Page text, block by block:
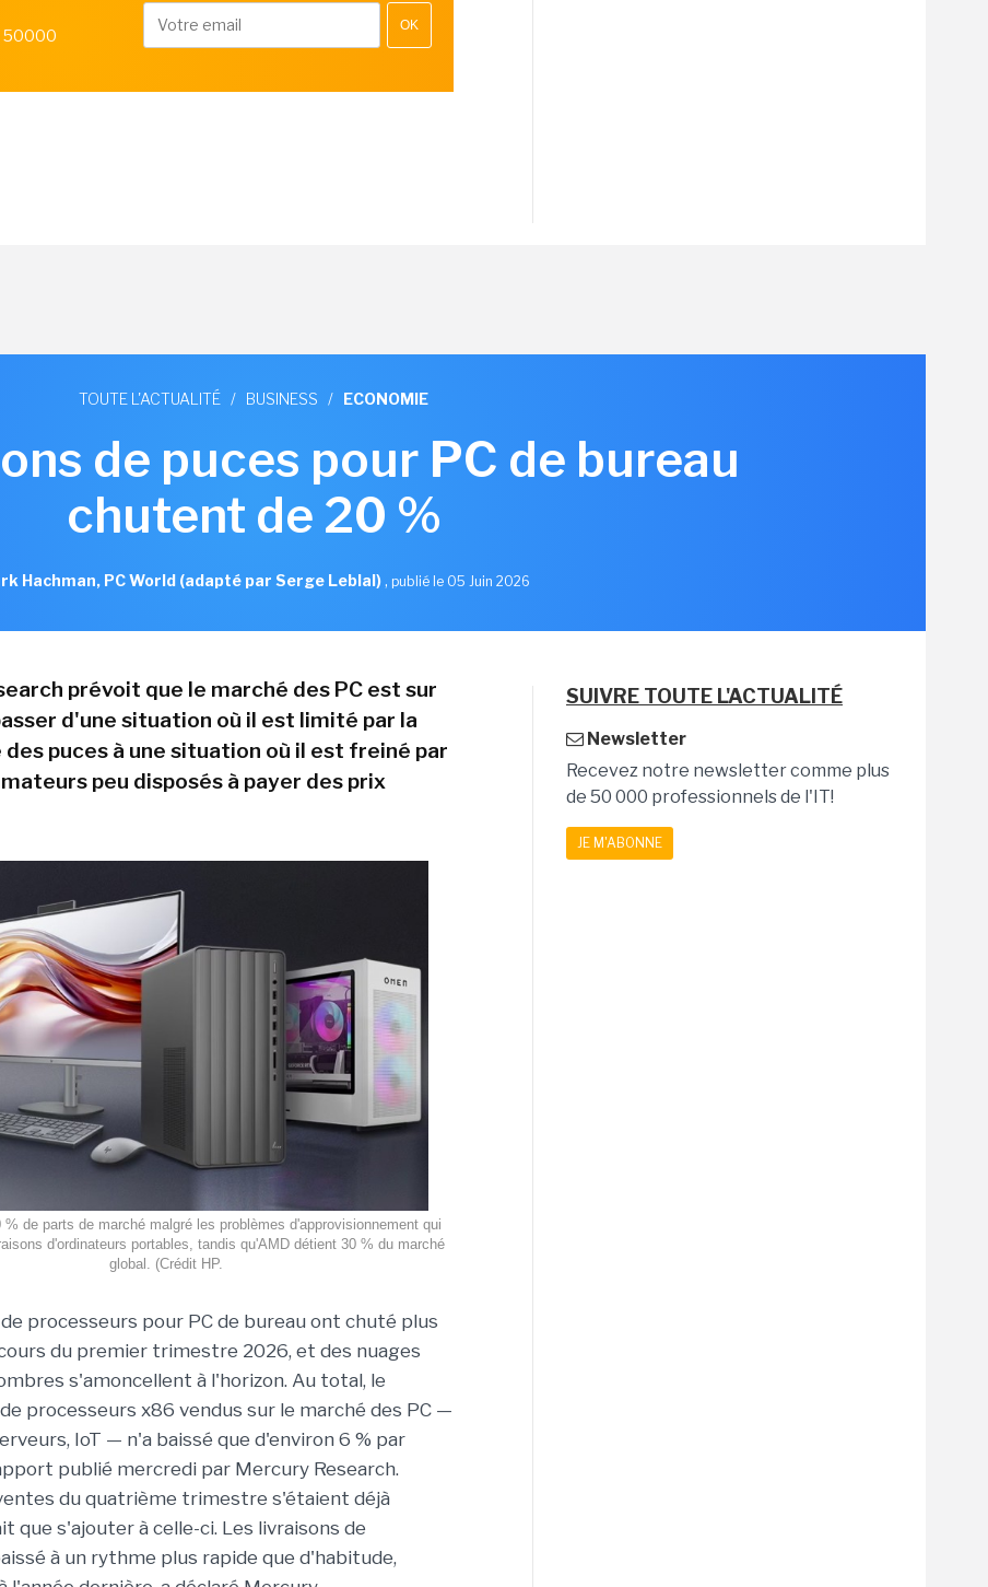
50000
OK
TOUTE L'ACTUALITÉ / BUSINESS / ECONOMIE
de puces pour PC de bureau
chutent de 20 %
Hachman, PC World (adapté par Serge Leblal), publié le 05 Juin 2026
prévoit que le marché des PC est sur
d'une situation où il est limité par la
puces à une situation où il est freiné par
peu disposés à payer des prix
% de parts de marché malgré les problèmes d'approvisionnement qui
d'ordinateurs portables, tandis qu'AMD détient 30 % du marché
global. (Crédit HP.
processeurs pour PC de bureau ont chuté plus
du premier trimestre 2026, et des nuages
s'amoncellent à l'horizon. Au total, le
processeurs x86 vendus sur le marché des PC —
IoT — n'a baissé que d'environ 6 % par
publié mercredi par Mercury Research.
du quatrième trimestre s'étaient déjà
que s'ajouter à celle-ci. Les livraisons de
à un rythme plus rapide que d'habitude,
SUIVRE TOUTE L'ACTUALITÉ
Newsletter
Recevez notre newsletter comme plus
de 50 000 professionnels de l'IT!
JE M'ABONNE